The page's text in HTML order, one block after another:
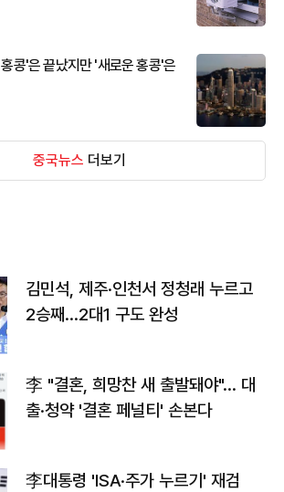
콩'은 끝났지만 '새로운 홍콩'은
중국뉴스 더보기
김민석, 제주·인천서 정청래 누르고
2승째…2대1 구도 완성
李 "결혼, 희망찬 새 출발돼야"… 대
출·청약 '결혼 페널티' 손본다
李대통령 'ISA·주가 누르기' 재검